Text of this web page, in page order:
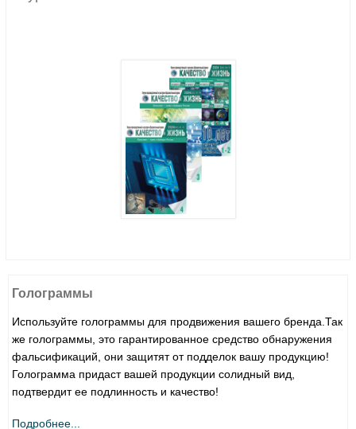
Голограммы
Используйте голограммы для продвижения вашего бренда.Так
же голограммы, это гарантированное средство обнаружения
фальсификаций, они защитят от подделок вашу продукцию!
Голограмма придаст вашей продукции солидный вид,
подтвердит ее подлинность и качество!
Подробнее...